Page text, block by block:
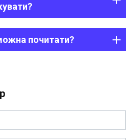
почитати?